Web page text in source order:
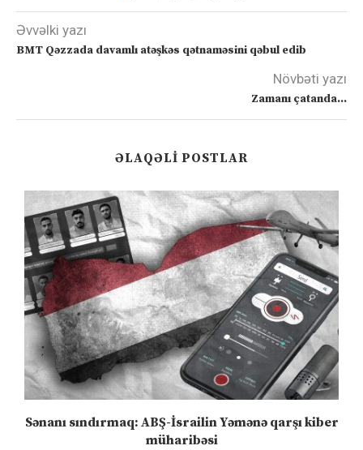
Əvvəlki yazı
BMT Qəzzada davamlı atəşkəs qətnaməsini qəbul edib
Növbəti yazı
Zamanı çatanda…
ƏLAQƏLI POSTLAR
Sənanı sındırmaq: ABŞ-İsrailin Yəmənə qarşı kiber
müharibəsi